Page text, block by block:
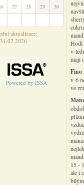
27 28 29
30
aktualizace:
31.07.2026
Powered by ISSA
Hodí
v
mají
Fino
v 6
ve
15 -
ale i